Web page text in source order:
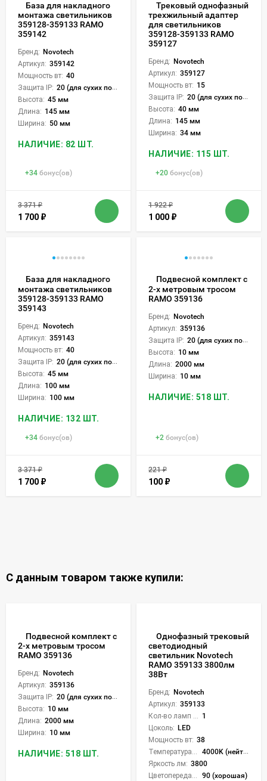
База для накладного
монтажа светильников
359128-359133 RAMO
359142
Бренд: Novotech
Артикул: 359142
Мощность вт: 40
Защита IP: 20 (для сухих пом.)
Высота: 45 мм
Длина: 145 мм
Ширина: 50 мм
НАЛИЧИЕ: 82 ШТ.
+34 бонус(ов)
3 371₽
1 700 ₽
Трековый однофазный
трехжильный адаптер
для светильников
359128-359133 RAMO
359127
Бренд: Novotech
Артикул: 359127
Мощность вт: 15
Защита IP: 20 (для сухих пом.)
Высота: 40 мм
Длина: 145 мм
Ширина: 34 мм
НАЛИЧИЕ: 115 ШТ.
+20 бонус(ов)
1 922₽
1 000 ₽
База для накладного
монтажа светильников
359128-359133 RAMO
359143
Бренд: Novotech
Артикул: 359143
Мощность вт: 40
Защита IP: 20 (для сухих пом.)
Высота: 45 мм
Длина: 100 мм
Ширина: 100 мм
НАЛИЧИЕ: 132 ШТ.
+34 бонус(ов)
3 371₽
1 700 ₽
Подвесной комплект с
2-х метровым тросом
RAMO 359136
Бренд: Novotech
Артикул: 359136
Защита IP: 20 (для сухих пом.)
Высота: 10 мм
Длина: 2000 мм
Ширина: 10 мм
НАЛИЧИЕ: 518 ШТ.
+2 бонус(ов)
221₽
100 ₽
С данным товаром также купили:
Подвесной комплект с
2-х метровым тросом
RAMO 359136
Бренд: Novotech
Артикул: 359136
Защита IP: 20 (для сухих пом.)
Высота: 10 мм
Длина: 2000 мм
Ширина: 10 мм
НАЛИЧИЕ: 518 ШТ.
Однофазный трековый
светодиодный
светильник Novotech
RAMO 359133 3800лм
38Вт
Бренд: Novotech
Артикул: 359133
Кол-во ламп или LED: 1
Цоколь: LED
Мощность вт: 38
Температура света:
4000K (нейтральный)
Яркость лм: 3800
Цветопередача (CRI):
90 (хорошая)